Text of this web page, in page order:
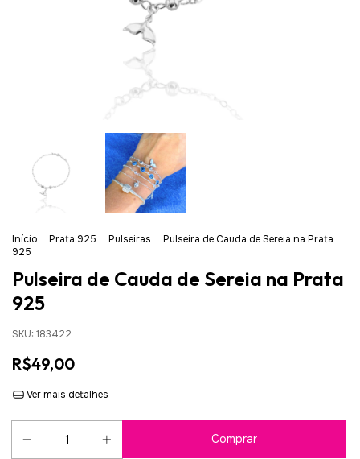
Início . Prata 925 . Pulseiras . Pulseira de Cauda de Sereia na Prata
925
Pulseira de Cauda de Sereia na Prata
925
SKU: 183422
R$49,00
Ver mais detalhes